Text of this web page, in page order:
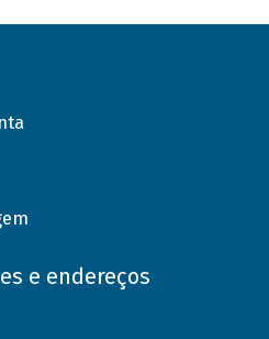
e endereços